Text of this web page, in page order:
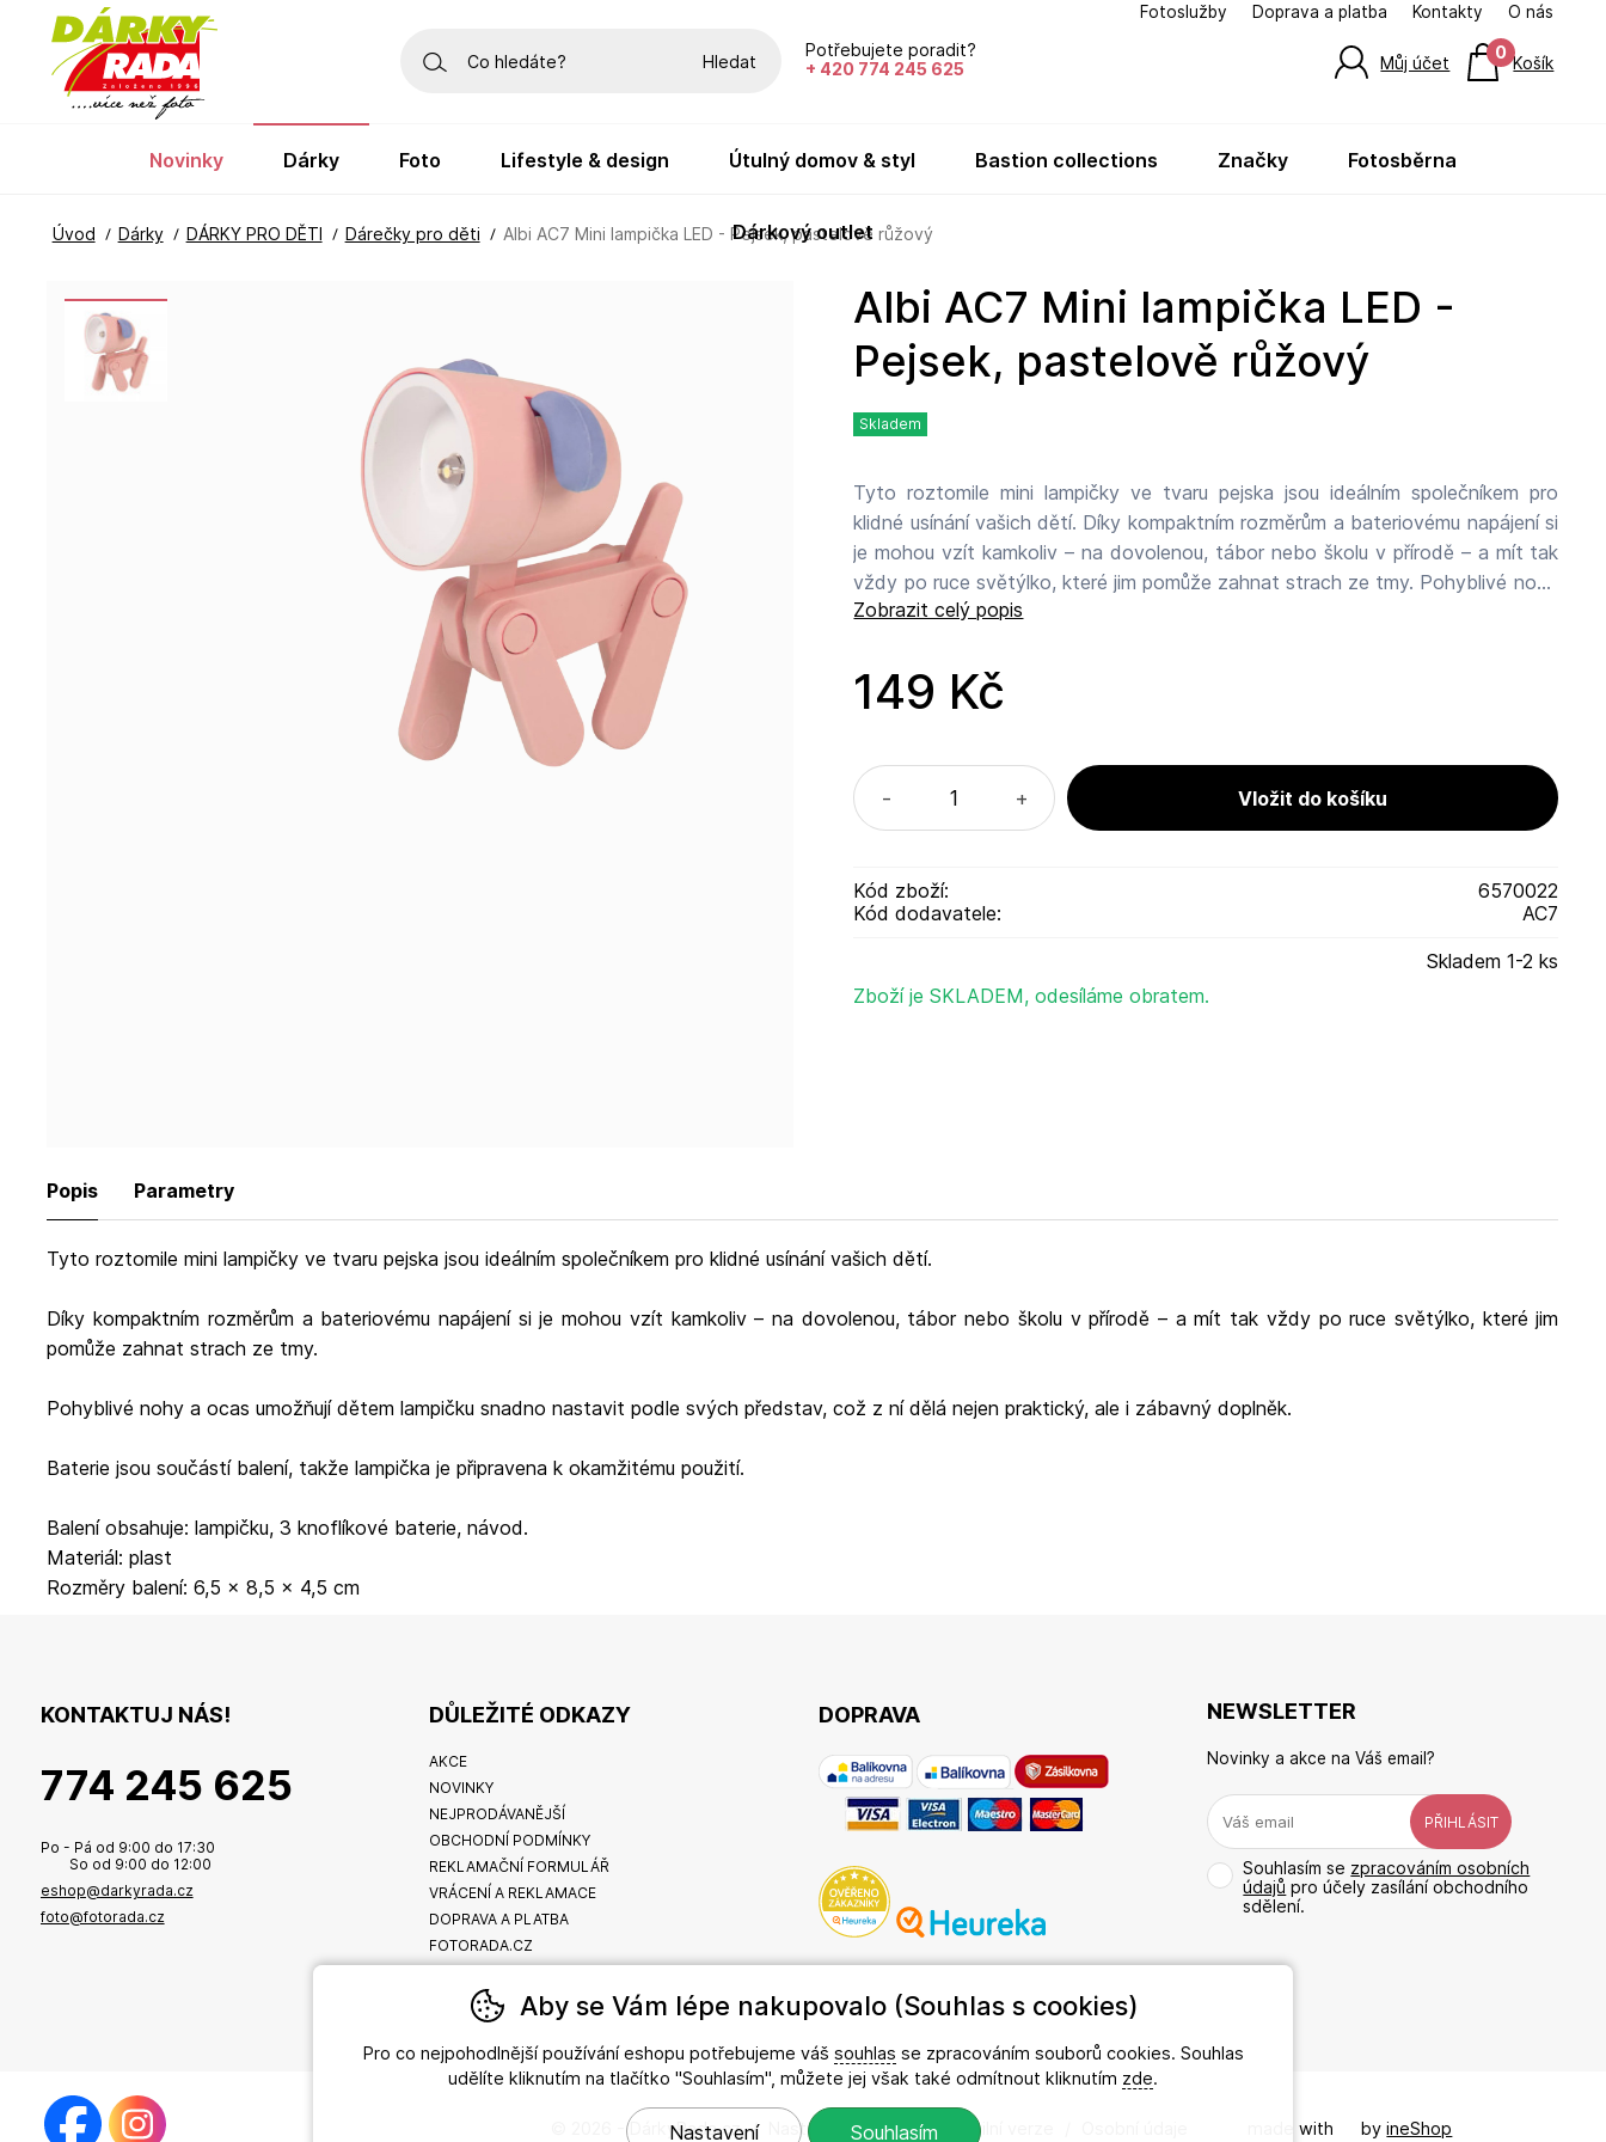
Albi AC7 Mini lampička LED -
Pejsek, pastelově růžový
Skladem
Tyto roztomile mini lampičky ve tvaru pejska jsou ideálním společníkem pro
klidné usínání vašich dětí. Díky kompaktním rozměrům a bateriovému napájení si
je mohou vzít kamkoliv – na dovolenou, tábor nebo školu v přírodě – a mít tak
vždy po ruce světýlko, které jim pomůže zahnat strach ze tmy. Pohyblivé nohy
a ocas umožňují dětem lampičku snadno nastavit podle svých představ, což z
takže lampička je připravena k okamžitému použití. Balení obsahuje: lampičku, 3
knoflíkové baterie, návod. Materiál: plast Rozměry balení: 6,5 × 8,5 × 4,5 cm
Zobrazit celý popis
149 Kč
- +
Kód zboží:
6570022
Kód dodavatele:
AC7
Skladem 1-2 ks
Zboží je SKLADEM, odesíláme obratem.
Popis Parametry
Tyto roztomile mini lampičky ve tvaru pejska jsou ideálním společníkem pro klidné usínání vašich dětí.
Díky kompaktním rozměrům a bateriovému napájení si je mohou vzít kamkoliv – na dovolenou, tábor nebo školu v přírodě – a mít tak vždy po ruce světýlko, které jim
pomůže zahnat strach ze tmy.
Pohyblivé nohy a ocas umožňují dětem lampičku snadno nastavit podle svých představ, což z ní dělá nejen praktický, ale i zábavný doplněk.
Baterie jsou součástí balení, takže lampička je připravena k okamžitému použití.
Balení obsahuje: lampičku, 3 knoflíkové baterie, návod.
Materiál: plast
Rozměry balení: 6,5 × 8,5 × 4,5 cm
Potřebujete poradit?
+ 420 774 245 625
Fotoslužby Doprava a platba Kontakty O nás
Hledat Můj účet Košík
0
Úvod Dárky DÁRKY PRO DĚTI Dárečky pro děti Albi AC7 Mini lampička LED - Pejsek, pastelově růžový
novinky dárky foto lifestyle & design útulný domov & styl bastion collections značky fotosběrna
dárkový outlet
KONTAKTUJ NÁS!
774 245 625
Po - Pá od 9:00 do 17:30
So od 9:00 do 12:00
eshop@darkyrada.cz
foto@fotorada.cz
DŮLEŽITÉ ODKAZY
AKCE
NOVINKY
NEJPRODÁVANĚJŠÍ
OBCHODNÍ PODMÍNKY
REKLAMAČNÍ FORMULÁŘ
VRÁCENÍ A REKLAMACE
DOPRAVA A PLATBA
FOTORADA.CZ
DOPRAVA NEWSLETTER
Novinky a akce na Váš email?
Souhlasím se zpracováním osobních
údajů pro účely zasílání obchodního
sdělení.
made with byineShop
© 2026 - DárkyRada.cz / Nastavení cookies / Mobilní verze
Aby se Vám lépe nakupovalo (Souhlas s cookies)
Pro co nejpohodlnější používání eshopu potřebujeme váš souhlas se zpracováním souborů cookies. Souhlas
udělíte kliknutím na tlačítko "Souhlasím", můžete jej však také odmítnout kliknutím zde.
Nastavení Souhlasím